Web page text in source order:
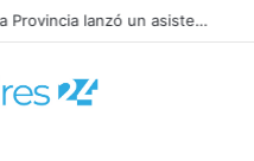
Con solo el DNI o la patente la Provincia lanzó un asistente virtual para consultar infracciones en segundos